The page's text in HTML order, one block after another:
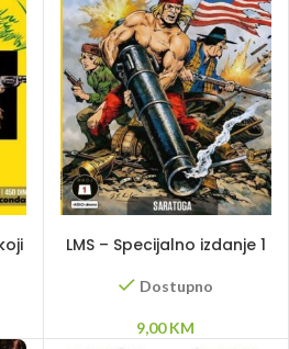
LMS – Specijalno izdanje 1
– Blek epske priče
Dostupno
9,00KM